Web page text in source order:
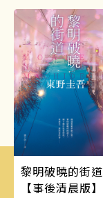
黎明破曉的街道
【事後清晨版】